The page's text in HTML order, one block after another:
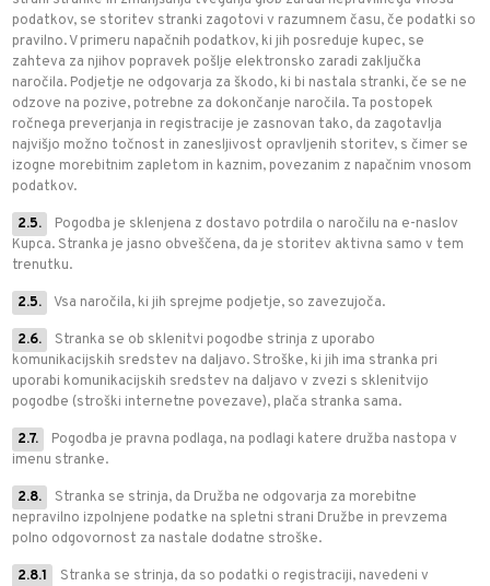
podatkov, se storitev stranki zagotovi v razumnem času, če podatki so
pravilno. V primeru napačnih podatkov, ki jih posreduje kupec, se
zahteva za njihov popravek pošlje elektronsko zaradi zaključka
naročila. Podjetje ne odgovarja za škodo, ki bi nastala stranki, če se ne
odzove na pozive, potrebne za dokončanje naročila. Ta postopek
ročnega preverjanja in registracije je zasnovan tako, da zagotavlja
najvišjo možno točnost in zanesljivost opravljenih storitev, s čimer se
izogne morebitnim zapletom in kaznim, povezanim z napačnim vnosom
podatkov.
2.5.
Pogodba je sklenjena z dostavo potrdila o naročilu na e-naslov
Kupca. Stranka je jasno obveščena, da je storitev aktivna samo v tem
trenutku.
2.5. Vsa naročila, ki jih sprejme podjetje, so zavezujoča.
2.6.
Stranka se ob sklenitvi pogodbe strinja z uporabo
komunikacijskih sredstev na daljavo. Stroške, ki jih ima stranka pri
uporabi komunikacijskih sredstev na daljavo v zvezi s sklenitvijo
pogodbe (stroški internetne povezave), plača stranka sama.
2.7.
Pogodba je pravna podlaga, na podlagi katere družba nastopa v
imenu stranke.
2.8.
Stranka se strinja, da Družba ne odgovarja za morebitne
nepravilno izpolnjene podatke na spletni strani Družbe in prevzema
polno odgovornost za nastale dodatne stroške.
2.8.1
Stranka se strinja, da so podatki o registraciji, navedeni v